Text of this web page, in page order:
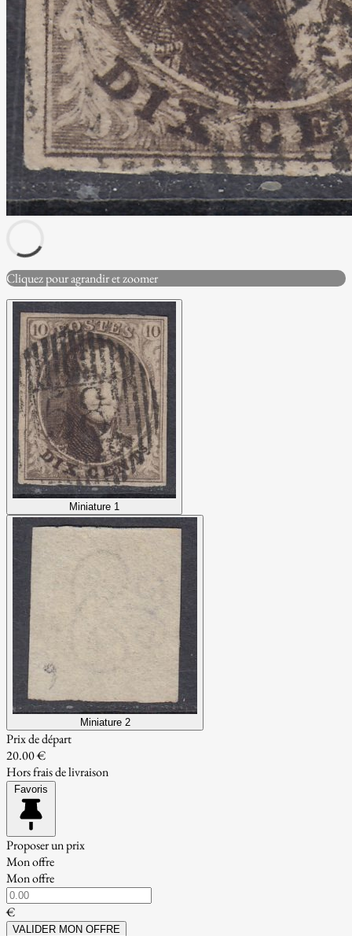
Cliquez pour agrandir et zoomer
Miniature 1
Miniature 2
Prix de départ
20.00 €
Hors frais de livraison
Favoris
Proposer un prix
Mon offre
Mon offre
€
VALIDER MON OFFRE